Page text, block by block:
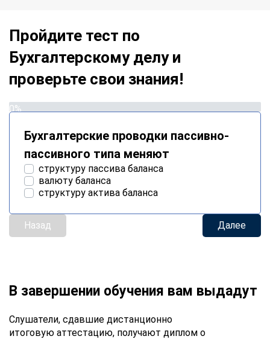
Пройдите тест по
Бухгалтерскому делу и
проверьте свои знания!
0%
Бухгалтерские проводки пассивно-
пассивного типа меняют
структуру пассива баланса
валюту баланса
структуру актива баланса
Назад Далее
В завершении обучения вам выдадут
Слушатели, сдавшие дистанционно
итоговую аттестацию, получают диплом о